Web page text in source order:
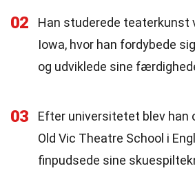
02
Han studerede teaterkunst
Iowa, hvor han fordybede
og udviklede sine
03
Efter universitetet blev han
Old Vic Theatre School i
finpudsede sine